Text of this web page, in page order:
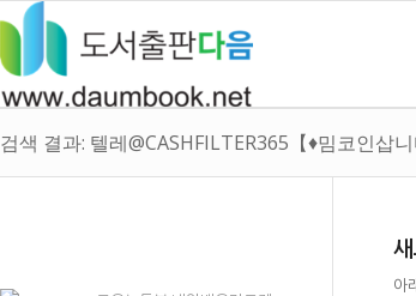
검색 결과: 텔레@CASHFILTER365【♦밈코인삽
아